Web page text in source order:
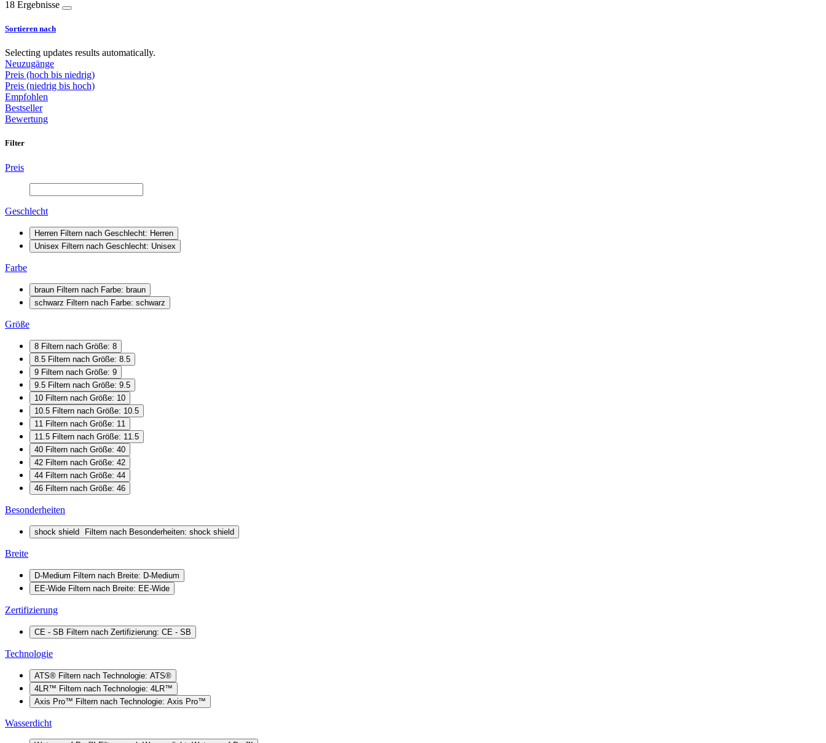
18 Ergebnisse
Sortieren nach
Selecting updates results automatically.
Neuzugänge
Preis (hoch bis niedrig)
Preis (niedrig bis hoch)
Empfohlen
Bestseller
Bewertung
Filter
Preis
Geschlecht
Herren Filtern nach Geschlecht: Herren
Unisex Filtern nach Geschlecht: Unisex
Farbe
braun Filtern nach Farbe: braun
schwarz Filtern nach Farbe: schwarz
Größe
8 Filtern nach Größe: 8
8.5 Filtern nach Größe: 8.5
9 Filtern nach Größe: 9
9.5 Filtern nach Größe: 9.5
10 Filtern nach Größe: 10
10.5 Filtern nach Größe: 10.5
11 Filtern nach Größe: 11
11.5 Filtern nach Größe: 11.5
40 Filtern nach Größe: 40
42 Filtern nach Größe: 42
44 Filtern nach Größe: 44
46 Filtern nach Größe: 46
Besonderheiten
shock shield Filtern nach Besonderheiten: shock shield
Breite
D-Medium Filtern nach Breite: D-Medium
EE-Wide Filtern nach Breite: EE-Wide
Zertifizierung
CE - SB Filtern nach Zertifizierung: CE - SB
Technologie
ATS® Filtern nach Technologie: ATS®
4LR™ Filtern nach Technologie: 4LR™
Axis Pro™ Filtern nach Technologie: Axis Pro™
Wasserdicht